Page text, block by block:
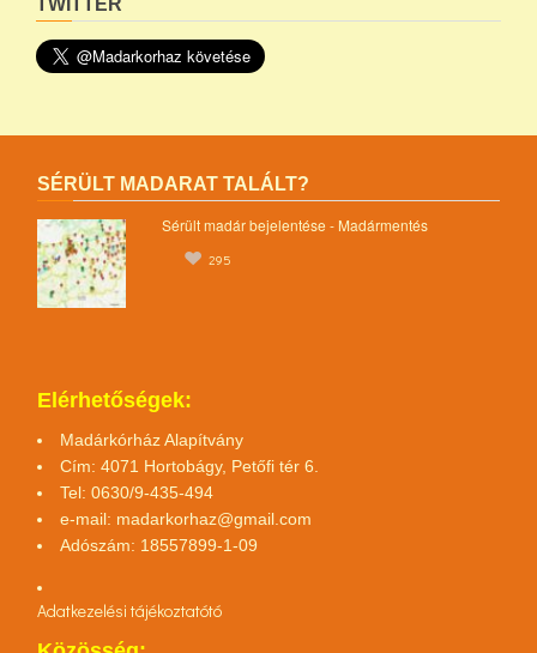
TWITTER
SÉRÜLT MADARAT TALÁLT?
Sérült madár bejelentése - Madármentés
295
Elérhetőségek:
Madárkórház Alapítvány
Cím: 4071 Hortobágy, Petőfi tér 6.
Tel: 0630/9-435-494
e-mail: madarkorhaz@gmail.com
Adószám: 18557899-1-09
Adatkezelési tájékoztatótó